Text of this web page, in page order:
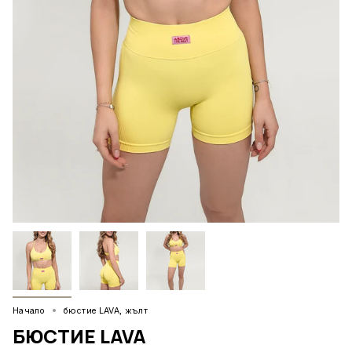
Начало бюстие LAVA, жълт
БЮСТИЕ LAVA